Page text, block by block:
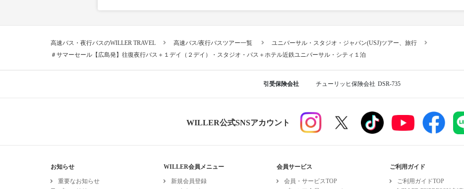
高速バス・夜行バスのWILLER TRAVEL 高速バス/夜行バスツアー一覧
ユニバーサル・スタジオ・ジャパン(USJ)ツアー、旅行
＃サマーセール【広島発】往復夜行バス＋１デイ（２デイ）・スタジオ・パス＋ホテル近鉄ユニバーサル・シティ１泊
引受保険会社 チューリッヒ保険会社 DSR-735
WILLER公式SNSアカウント
お知らせ
重要なお知らせ
WILLER会員メニュー
新規会員登録
会員サービス
会員・サービスTOP
ご利用ガイド
ご利用ガイドTOP